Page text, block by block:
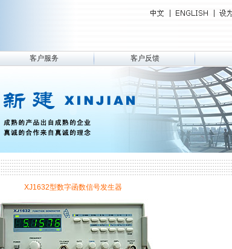
客户服务 客户反馈
XJ1632型数字函数信号发生器